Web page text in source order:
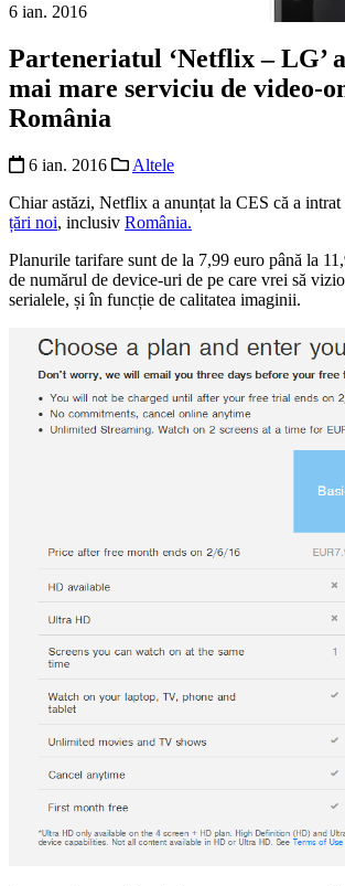
6 ian. 2016
Parteneriatul ‘Netflix – LG’
mai mare serviciu de video-
România
6 ian. 2016
Altele
Chiar astăzi, Netflix a anunțat la CES că a
țări noi, inclusiv România.
Planurile tarifare sunt de la 7,99 euro până la
de numărul de device-uri de pe care vrei să
serialele, și în funcție de calitatea imaginii.